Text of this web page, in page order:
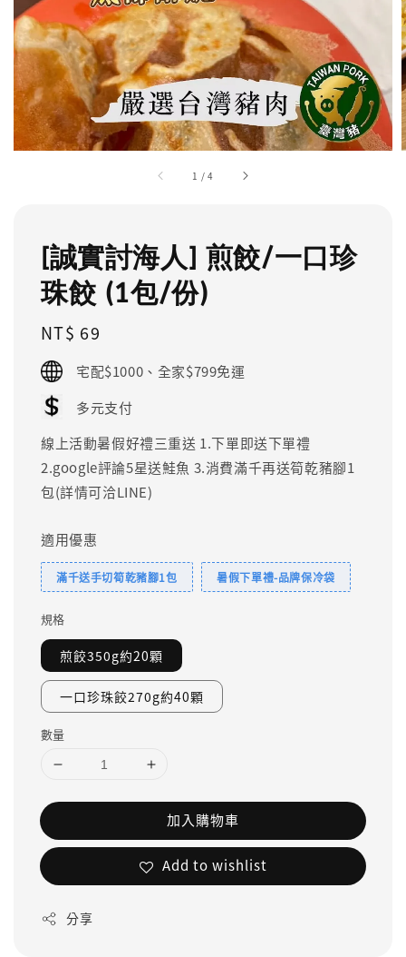
1 /4
[誠實討海人] 煎餃/一口珍
珠餃 (1包/份)
Regular
price
NT$ 69
宅配$1000、全家$799免運
多元支付
線上活動暑假好禮三重送 1.下單即送下單禮
2.google評論5星送鮭魚 3.消費滿千再送筍乾豬腳1
包(詳情可洽LINE)
適用優惠
滿千送手切筍乾豬腳1包 暑假下單禮-品牌保冷袋
規格
煎餃350g約20顆
一口珍珠餃270g約40顆
數量
加入購物車
Add to wishlist
分享